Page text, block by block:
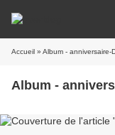
Accueil » Album - anniversaire-
Album -